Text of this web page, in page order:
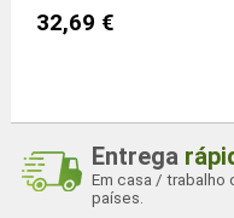
32,69 €
Entrega
Em casa / trabalho
países.